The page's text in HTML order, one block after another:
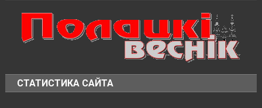
СТАТИСТИКА САЙТА